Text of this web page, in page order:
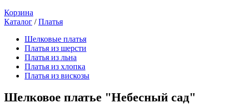
Корзина
Вы здесь
Каталог / Платья
Шелковые платья
Платья из шерсти
Платья из льна
Платья из хлопка
Платья из вискозы
Шелковое платье "Небесный сад"